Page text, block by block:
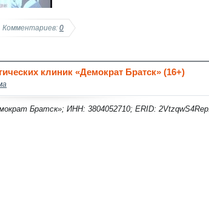
Комментариев: 0
клиник «Демократ Братск» (16+)
Братск»; ИНН: 3804052710; ERID: 2VtzqwS4Rep.